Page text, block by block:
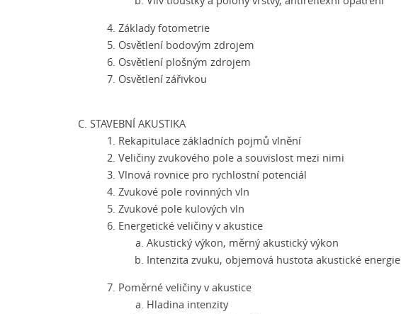
Základy fotometrie
Osvětlení bodovým zdrojem
Osvětlení plošným zdrojem
Osvětlení zářivkou
STAVEBNÍ AKUSTIKA
Rekapitulace základních pojmů vlnění
Veličiny zvukového pole a souvislost mezi nimi
Vlnová rovnice pro rychlostní potenciál
Zvukové pole rovinných vln
Zvukové pole kulových vln
Energetické veličiny v akustice
Akustický výkon, měrný akustický výkon
Intenzita zvuku, objemová hustota akustické energie
Poměrné veličiny v akustice
Hladina intenzity